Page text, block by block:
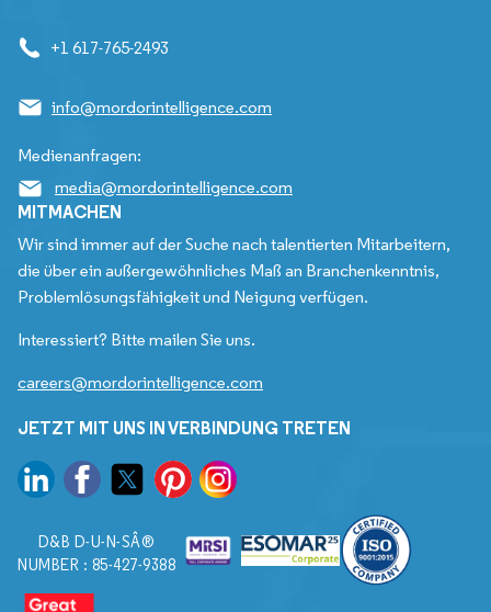
+1 617-765-2493
info@mordorintelligence.com
Medienanfragen:
media@mordorintelligence.com
MITMACHEN
Wir sind immer auf der Suche nach talentierten Mitarbeitern,
die über ein außergewöhnliches Maß an Branchenkenntnis,
Problemlösungsfähigkeit und Neigung verfügen.
Interessiert? Bitte mailen Sie uns.
careers@mordorintelligence.com
JETZT MIT UNS IN VERBINDUNG TRETEN
D&B D-U-N-SÂ®
NUMBER : 85-427-9388